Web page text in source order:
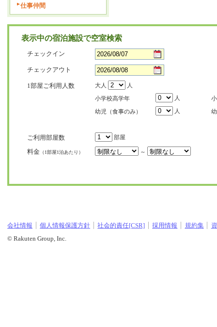
仕事仲間
表示中の宿泊施設で空室検索
チェックイン
チェックアウト
1部屋ご利用人数 大人
人
小学校高学年
人
幼児（食事のみ）
人
ご利用部屋数 部屋
料金 （1部屋1泊あたり） ～
会社情報 個人情報保護方針 社会的責任[CSR] 採用情報 規約集
© Rakuten Group, Inc.